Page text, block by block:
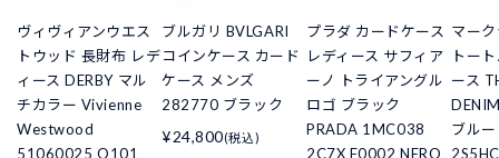
ヴィヴィアンウエス
トウッド 長財布 レデ
ィース DERBY マル
チカラー Vivienne
Westwood
51060025 O101
ブルガリ BVLGARI
コインケース カード
ケース メンズ
282770 ブラック
¥24,800(税込)
プラダ カードケース
レディース サフィア
ーノ トライアングル
ロゴ ブラック
PRADA 1MC038
2C7X F0002 NERO
マー
トー
ース
ブル